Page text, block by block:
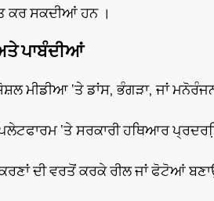
ਕਰ ਸਕਦੀਆਂ ਹਨ ।
ਪਾਬੰਦੀਆਂ
ਮੀਡੀਆ ‘ਤੇ ਡਾਂਸ, ਭੰਗੜਾ, ਜਾਂ
‘ਤੇ ਸਰਕਾਰੀ ਹਥਿਆਰ
ਦੀ ਵਰਤੋਂ ਕਰਕੇ ਰੀਲ ਜਾਂ ਫੋਟੋਆਂ